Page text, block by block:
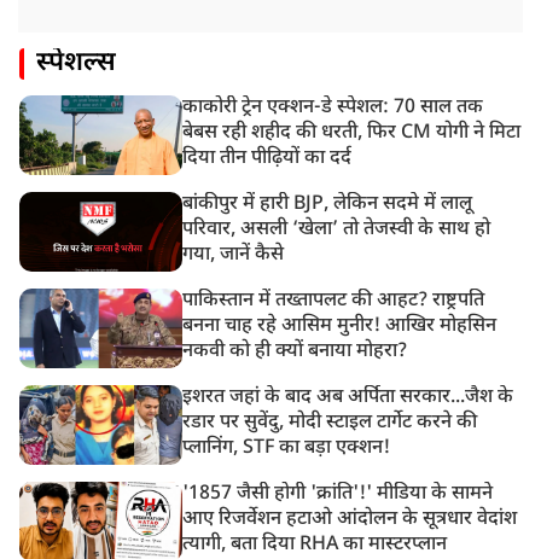
स्पेशल्स
काकोरी ट्रेन एक्शन-डे स्पेशल: 70 साल तक
बेबस रही शहीद की धरती, फिर CM योगी ने मिटा
दिया तीन पीढ़ियों का दर्द
बांकीपुर में हारी BJP, लेकिन सदमे में लालू
परिवार, असली ‘खेला’ तो तेजस्वी के साथ हो
गया, जानें कैसे
पाकिस्तान में तख्तापलट की आहट? राष्ट्रपति
बनना चाह रहे आसिम मुनीर! आखिर मोहसिन
नकवी को ही क्यों बनाया मोहरा?
इशरत जहां के बाद अब अर्पिता सरकार...जैश के
रडार पर सुवेंदु, मोदी स्टाइल टार्गेट करने की
प्लानिंग, STF का बड़ा एक्शन!
'1857 जैसी होगी 'क्रांति'!' मीडिया के सामने
आए रिजर्वेशन हटाओ आंदोलन के सूत्रधार वेदांश
त्यागी, बता दिया RHA का मास्टरप्लान